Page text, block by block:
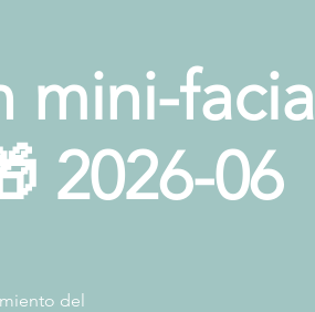
mini-facial
2026-06
del